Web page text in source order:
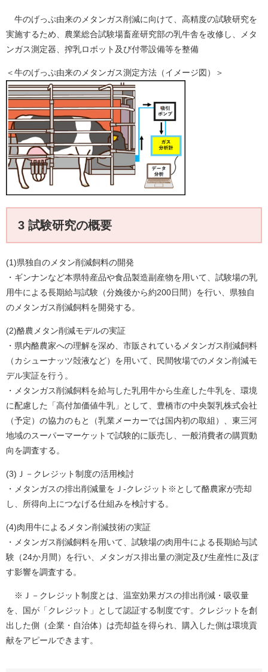
牛のげっぷ由来のメタンガス削減に向けて、高精度の試験研究を
実施するため、農業総合試験場畜産研究部の乳牛舎を改修し、メタ
ンガス測定器、搾乳ロボット及び付帯設備等を整備
＜牛のげっぷ由来のメタンガス測定方法（イメージ図）＞
3 試験研究の概要
(1)県独自のメタン削減飼料の開発
・ギンナンなど本県特産品や食品製造副産物を用いて、試験場の乳
用牛による長期給与試験（分娩後から約200日間）を行い、県独自
のメタンガス削減飼料を開発する。
(2)酪農メタン削減モデルの実証
・県内酪農家への理解を深め、市販されているメタンガス削減飼料
（カシューナッツ殻液など）を用いて、民間牧場でのメタン削減モ
デル実証を行う。
・メタンガス削減飼料を給与した乳用牛から生産した牛乳を、環境
に配慮した「高付加価値牛乳」として、豊橋市の中央製乳株式会社
（予定）の協力のもと（乳業メーカーでは国内初の取組）、東三河
地域のスーパーマーケットで試験的に販売し、一般消費者の購買動
向を調査する。
(3)Ｊ－クレジット制度の活用検討
・メタンガスの排出削減量をＪ-クレジット※として酪農家が売却
し、所得向上につなげる仕組みを検討する。
(4)肉用牛によるメタン削減技術の実証
・メタンガス削減飼料を用いて、試験場の肉用牛による長期給与試
験（24か月間）を行い、メタンガス排出量の測定及び生産性に及ぼ
す影響を調査する。
※Ｊ－クレジット制度とは、温室効果ガスの排出削減・吸収量
を、国が「クレジット」として認証する制度です。クレジットを創
出した側（企業・自治体）は売却益を得られ、購入した側は環境貢
献をアピールできます。​